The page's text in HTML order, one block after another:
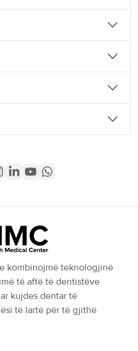
kombinojmë teknologjinë
të aftë të dentistëve
kujdes dentar të
të lartë për të gjithë